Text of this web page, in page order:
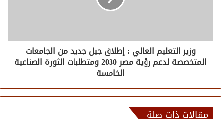
وزير التعليم العالي : إطلاق جيل جديد من الجامعات
المتخصصة لدعم رؤية مصر 2030 ومتطلبات الثورة الصناعية
الخامسة
مقالات ذات صلة